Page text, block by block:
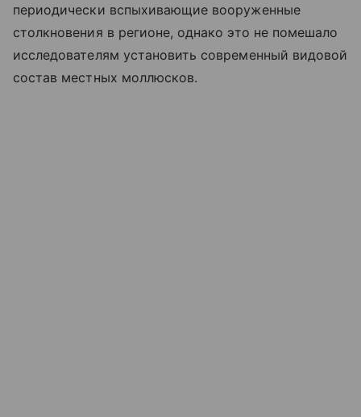
периодически вспыхивающие вооруженные
столкновения в регионе, однако это не помешало
исследователям установить современный видовой
состав местных моллюсков.